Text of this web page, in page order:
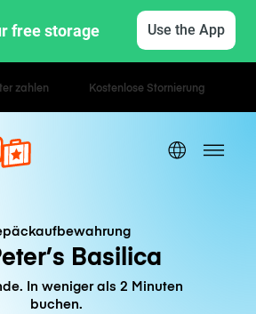
free storage Use the App
Stunden- / Tagestarife
Basilica
In weniger als 2 Minuten
buchen.